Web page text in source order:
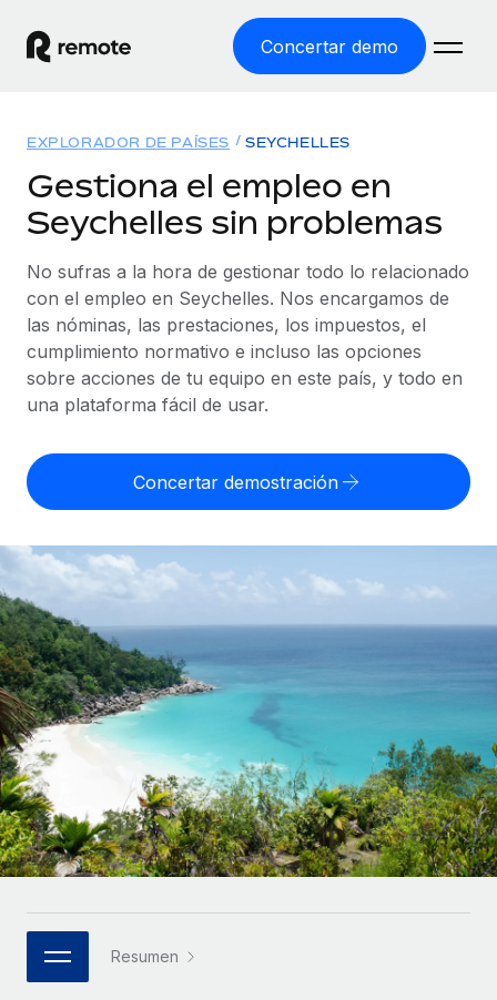
Concertar demo
EMPLEO GLOBAL
Nómina global
Gestiona las nóminas de forma sencilla y conforme a la
legalidad.
Employer of Record
Expándete en todo el mundo sin gastar en entidades.
cumpliendo la normativa.
Integra y gestiona a autónomos globalmente.
Externaliza tareas laborales complejas.
INFRAESTRUCTURA
Conexión Remote
Integra los RR. HH. en tus flujos de trabajo sin
complicaciones.
Plataforma
Funciones esenciales de RR. HH. integradas para tu
Conectar
Conecta cualquier herramienta de IA con Remote
Soluciones
COBERTURA MUNDIAL
Explorador de países
Consulta el soporte del empleo global según el país.
Explorador estatal de EE. UU.
Simplifica la contratación en todos los estados de EE.
Comparador de Remote
Compáranos con otras empresas.
ETAPAS DE CRECIMIENTO
Startups
Soluciones ágiles de RR. HH. globales y nóminas para
empresas en crecimiento.
Mediana empresa
Amplía tu equipo con soluciones de RR. HH.
personalizadas.
Empresa
RR. HH. globales para grandes empresas.
ASOCIARSE
Socios tecnológicos estratégicos
Integra la gestión de los RR. HH. globales en tu
Recursos
HERRAMIENTAS Y CALCULADORAS
Calculadora del riesgo de clasificación errónea
Consulta el riesgo de clasificación errónea por país.
cualquier país.
Descubre opciones de divisas y tiempos de pago para
autónomos globales.
APRENDIZAJE CON REMOTE
Guías y recursos
Casos prácticos
Glosario de RR. HH.
Listas de verificación y plantillas
Biblioteca de descripciones de puestos
Webinarios
Precios
English
Nederlands
Français
Deutsch
Español
Italiano
Português (Portugal)
日本語
한국어
中文（简体）
EXPLORADOR DE PAÍSES SEYCHELLES
Gestiona el empleo en
Seychelles sin problemas
No sufras a la hora de gestionar todo lo relacionado
con el empleo en Seychelles. Nos encargamos de
las nóminas, las prestaciones, los impuestos, el
cumplimiento normativo e incluso las opciones
sobre acciones de tu equipo en este país, y todo en
una plataforma fácil de usar.
Concertar demostración
Resumen